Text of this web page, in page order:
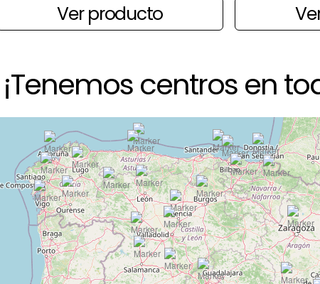
Ver producto
¡Tenemos centros en